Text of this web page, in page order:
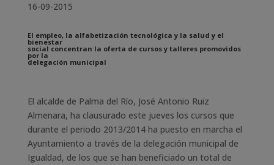
16-09-2015
El empleo, la alfabetización tecnológica y la salud y el
bienestar
social concentran la oferta de cursos y talleres promovidos
por la
delegación municipal
El alcalde de Palma del Río, José Antonio Ruiz
Almenara, ha clausurado este jueves los cursos que
durante el periodo 2013/2014 ha puesto en marcha el
Ayuntamiento a través de la delegación municipal de
Igualdad, de los que se han beneficiado un total de